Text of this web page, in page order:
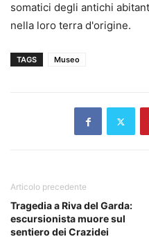
somatici degli antichi
nella loro terra d'origine.
TAGS Museo
Articolo precedente
Tragedia a Riva del Garda:
escursionista muore sul
sentiero dei Crazidei